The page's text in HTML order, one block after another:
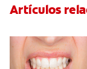
Artículos